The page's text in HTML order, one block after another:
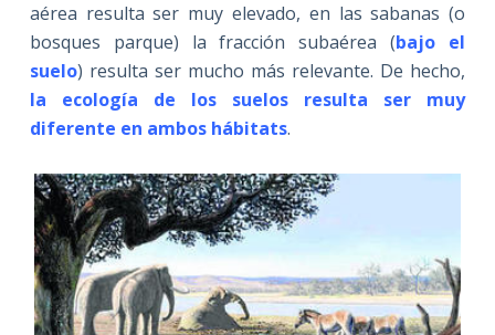
aérea resulta ser muy elevado, en las sabanas (o
bosques parque) la fracción subaérea (bajo el
suelo) resulta ser mucho más relevante. De hecho,
la ecología de los suelos resulta ser muy
diferente en ambos hábitats.